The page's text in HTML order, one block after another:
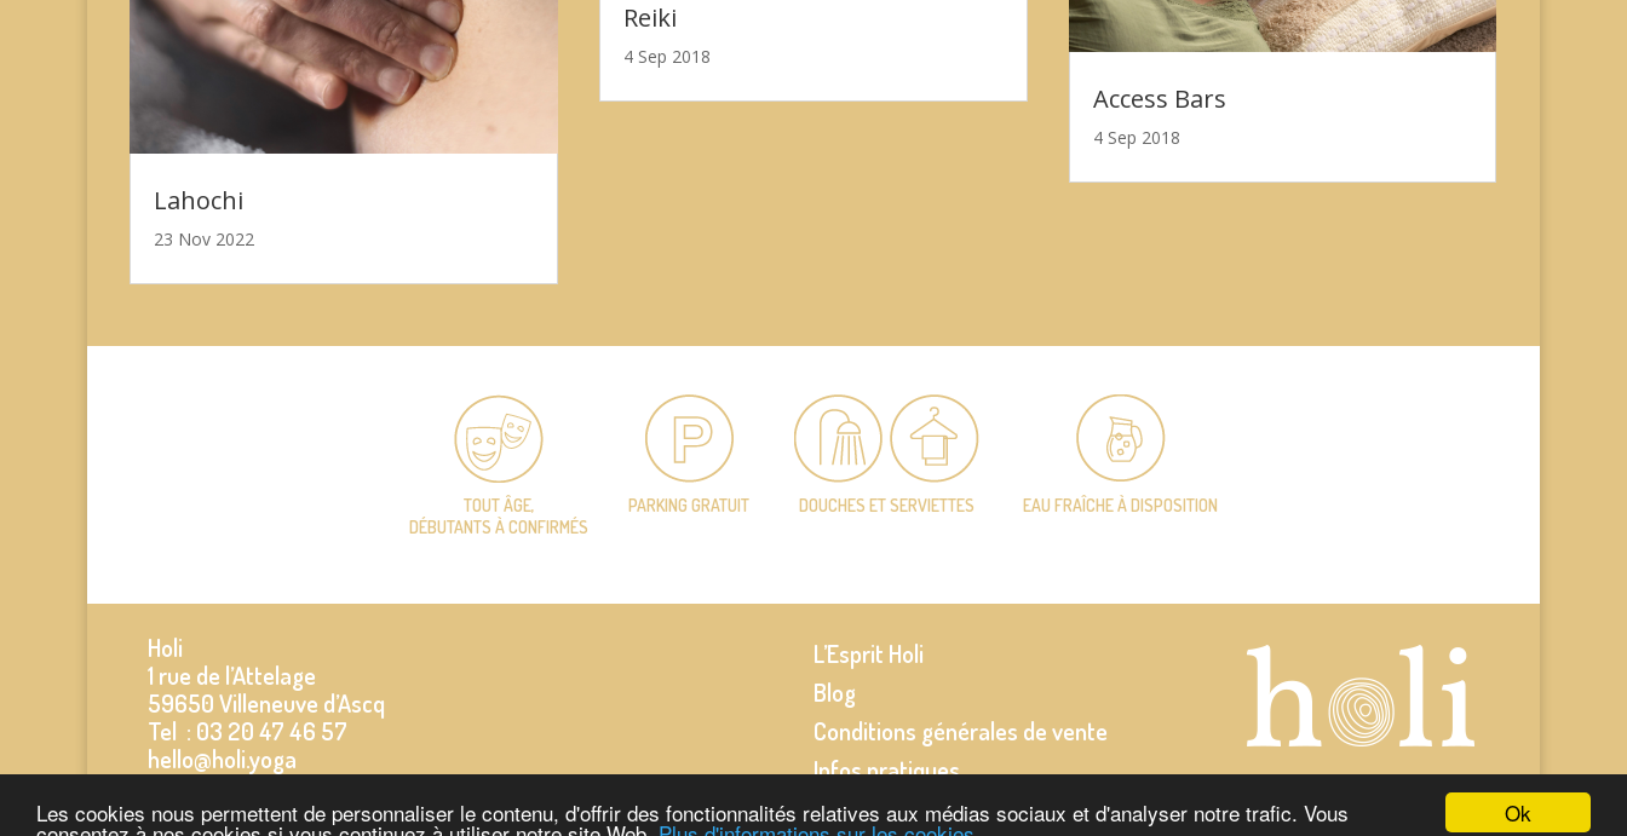
Ok
Les cookies nous permettent de personnaliser le contenu, d'offrir des fonctionnalités relatives aux médias sociaux et d'analyser notre trafic. Vous
Lahochi
23 Nov 2022
Reiki
4 Sep 2018
Access Bars
4 Sep 2018
TOUT ÂGE,
DÉBUTANTS À CONFIRMÉS
PARKING GRATUIT DOUCHES ET SERVIETTES EAU FRAÎCHEÀ DISPOSITION
Holi
1 rue de l’Attelage
59650 Villeneuve d’Ascq
Tel : 03 20 47 46 57
hello@holi.yoga
L’Esprit Holi
Blog
Conditions générales de vente
Infos pratiques